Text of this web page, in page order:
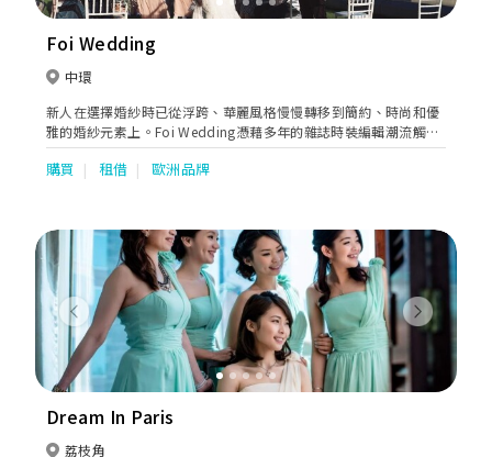
Foi Wedding
中環
新人在選擇婚紗時已從浮跨、華麗風格慢慢轉移到簡約、時尚和優
雅的婚紗元素上。Foi Wedding憑藉多年的雜誌時裝編輯潮流觸角
及經驗，為客人揀選最具品味的婚紗禮服。最近更引入國際知名婚
紗品牌如Nicole Spose、St Patrick等等。
購買 租借 歐洲品牌
Previous Next
Dream In Paris
荔枝角